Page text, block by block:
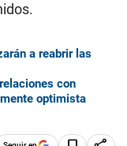
a reabrir las
con
optimista